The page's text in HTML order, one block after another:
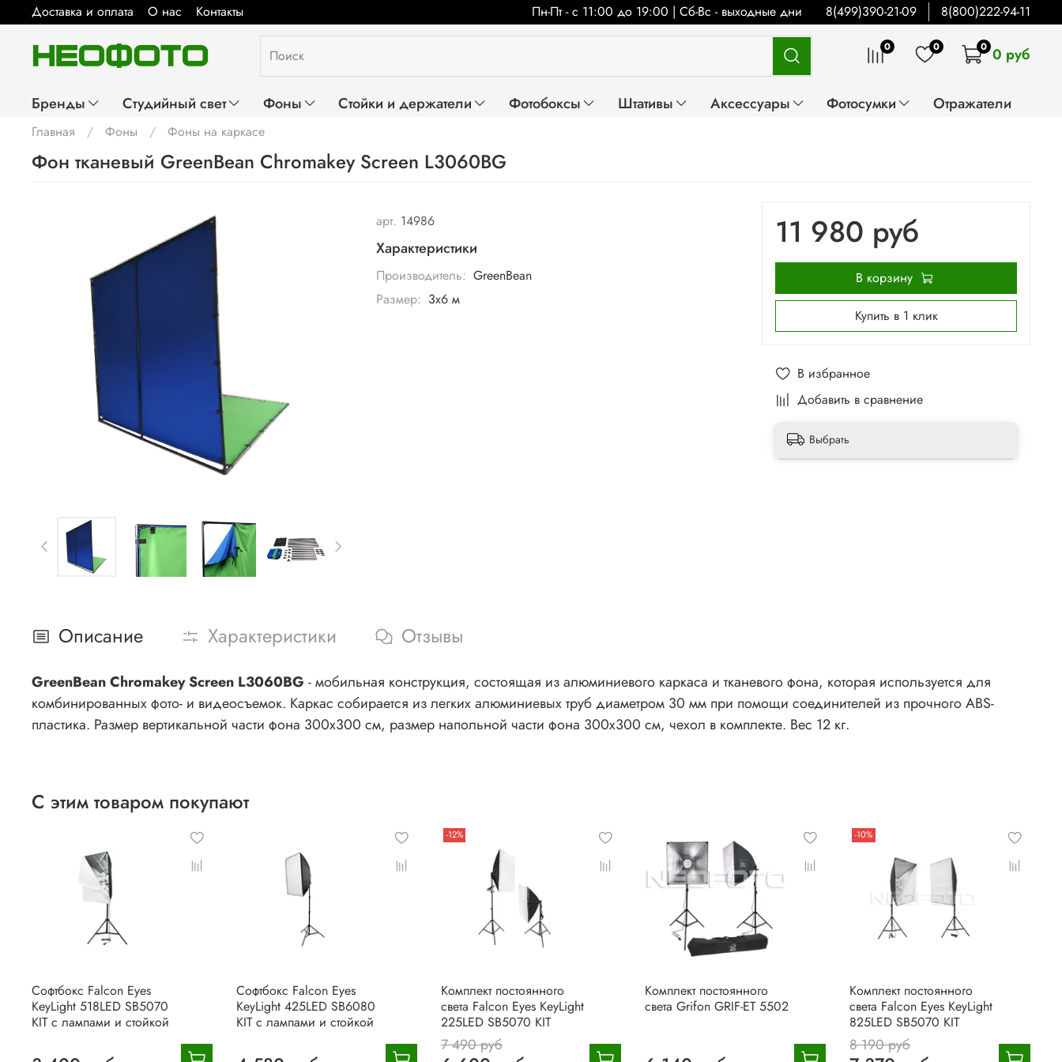
Доставка и оплата О нас Контакты Пн-Пт - с 11:00 до 19:00 | Сб-Вс - выходные дни 8(499)390-21-09 8(800)222-94-11
0 0 0 0 руб
Бренды Студийный свет Фоны Стойки и держатели Фотобоксы Штативы Аксессуары Фотосумки Отражатели
Главная Фоны Фоны на каркасе
Фон тканевый GreenBean Chromakey Screen L3060BG
арт. 14986
Характеристики
Производитель: GreenBean
Размер: 3х6 м
11 980 руб
В корзину
Купить в 1 клик
В избранное
Добавить в сравнение
Выбрать
Описание Характеристики Отзывы
GreenBean Chromakey Screen L3060BG -мобильная конструкция, состоящая из алюминиевого каркаса и тканевого фона, которая используется для
комбинированных фото- и видеосъемок. Каркас собирается из легких алюминиевых труб диаметром 30 мм при помощи соединителей из прочного ABS-
пластика. Размер вертикальной части фона 300х300 см, размер напольной части фона 300х300 см, чехол в комплекте. Вес 12 кг.
С этим товаром покупают
Софтбокс Falcon Eyes
KeyLight 518LED SB5070
KIT с лампами и стойкой
Софтбокс Falcon Eyes
KeyLight 425LED SB6080
KIT с лампами и стойкой
-12%
Комплект постоянного
света Falcon Eyes KeyLight
225LED SB5070 KIT
7 490 руб
Комплект постоянного
света Grifon GRIF-ET 5502
-10%
Комплект постоянного
света Falcon Eyes KeyLight
825LED SB5070 KIT
8 190 руб